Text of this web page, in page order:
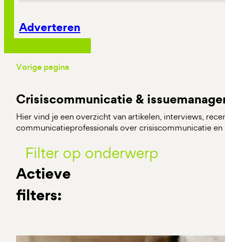
Adverteren
Vorige pagina
Crisiscommunicatie &
Hier vind je een overzicht van artikelen, interviews,
communicatieprofessionals over crisiscommunicatie en
Filter op onderwerp
Actieve
filters: